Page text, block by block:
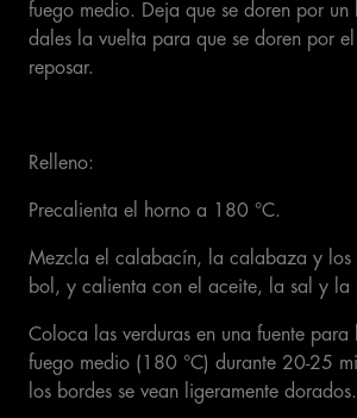
fuego medio. Deja que se doren por
dales la vuelta para que se doren por
reposar.
Relleno:
Precalienta el horno a 180 °C.
Mezcla el calabacín, la calabaza y los
bol, y calienta con el aceite, la sal y la
Coloca las verduras en una fuente para
fuego medio (180 °C) durante 20-25
los bordes se vean ligeramente dorados.